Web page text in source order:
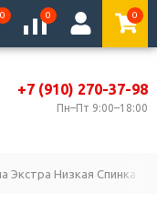
0 0 0
+7 (910) 270-37-98
Пн–Пт 9:00–18:00
Экстра Низкая Спинка